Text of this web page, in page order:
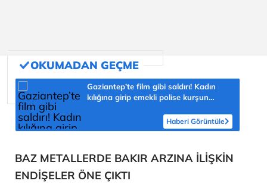
Gaziantep’te film gibi saldırı! Kadın
kılığına girip emekli polise kurşun
Haberi Görüntüle
BAZ METALLERDE BAKIR ARZINA İLİŞKİN
ENDİŞELER ÖNE ÇIKTI